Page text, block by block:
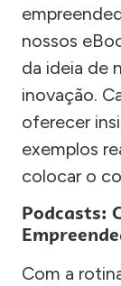
nossos
da ideia de
inovação.
oferecer
exemplos
colocar o
Podcasts:
Com a